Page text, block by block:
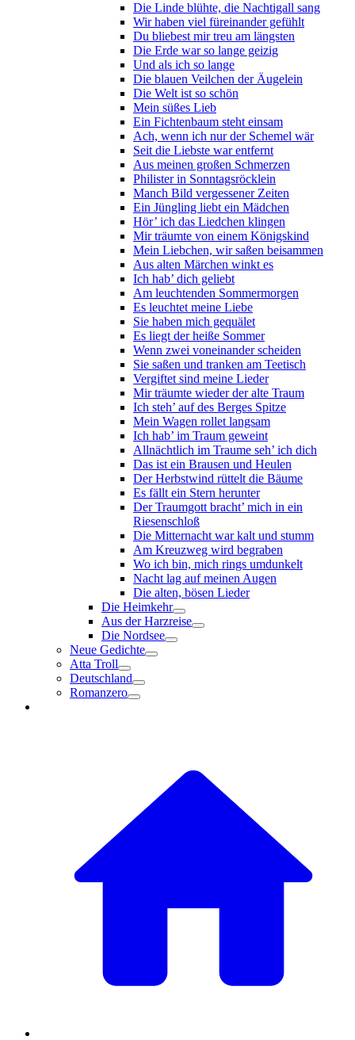
Die Linde blühte, die Nachtigall sang
Wir haben viel füreinander gefühlt
Du bliebest mir treu am längsten
Die Erde war so lange geizig
Und als ich so lange
Die blauen Veilchen der Äugelein
Die Welt ist so schön
Mein süßes Lieb
Ein Fichtenbaum steht einsam
Ach, wenn ich nur der Schemel wär
Seit die Liebste war entfernt
Aus meinen großen Schmerzen
Philister in Sonntagsröcklein
Manch Bild vergessener Zeiten
Ein Jüngling liebt ein Mädchen
Hör’ ich das Liedchen klingen
Mir träumte von einem Königskind
Mein Liebchen, wir saßen beisammen
Aus alten Märchen winkt es
Ich hab’ dich geliebt
Am leuchtenden Sommermorgen
Es leuchtet meine Liebe
Sie haben mich gequälet
Es liegt der heiße Sommer
Wenn zwei voneinander scheiden
Sie saßen und tranken am Teetisch
Vergiftet sind meine Lieder
Mir träumte wieder der alte Traum
Ich steh’ auf des Berges Spitze
Mein Wagen rollet langsam
Ich hab’ im Traum geweint
Allnächtlich im Traume seh’ ich dich
Das ist ein Brausen und Heulen
Der Herbstwind rüttelt die Bäume
Es fällt ein Stern herunter
Der Traumgott bracht’ mich in ein
Riesenschloß
Die Mitternacht war kalt und stumm
Am Kreuzweg wird begraben
Wo ich bin, mich rings umdunkelt
Nacht lag auf meinen Augen
Die alten, bösen Lieder
Die Heimkehr
Aus der Harzreise
Die Nordsee
Neue Gedichte
Atta Troll
Deutschland
Romanzero